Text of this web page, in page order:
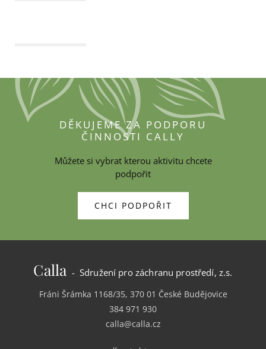
DĚKUJEME ZA PODPORU
ČINNOSTI CALLY
Můžete si vybrat kterou aktivitu chcete
podpořit
CHCI PODPOŘIT
Calla - Sdružení pro záchranu prostředí, z.s.
Fráni Šrámka 1168/35, 370 01 České Budějovice
384 971 930
calla@calla.cz